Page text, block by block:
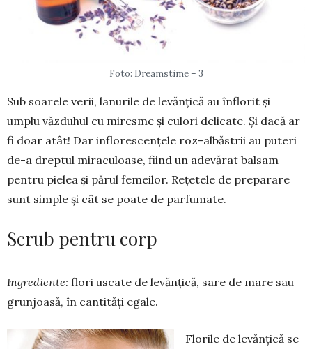
Foto: Dreamstime – 3
Sub soarele verii, lanurile de levănțică au înflorit și
umplu văzduhul cu miresme și culori de­licate. Și dacă ar
fi doar atât! Dar inflorescențele roz-albăstrii au puteri
de-a dreptul miraculoase, fiind un ade­vărat balsam
pentru pielea și părul femeilor. Rețetele de pre­pa­rare
sunt simple și cât se poate de par­fumate.
Scrub pentru corp
Ingrediente: flori us­ca­te de levănţică, sare de mare sau
grunjoasă, în cantități egale.
Florile de levănţică se